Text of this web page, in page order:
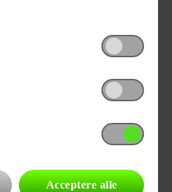
Acceptere alle